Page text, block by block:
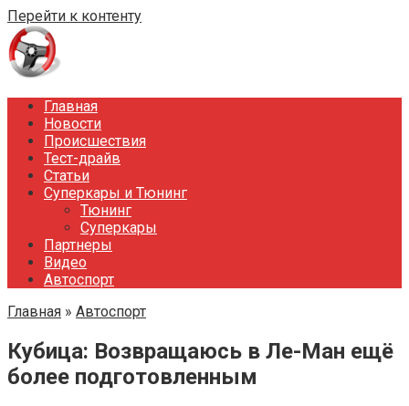
Перейти к контенту
Главная
Новости
Происшествия
Тест-драйв
Статьи
Суперкары и Тюнинг
Тюнинг
Суперкары
Партнеры
Видео
Автоспорт
Главная » Автоспорт
Кубица: Возвращаюсь в Ле-Ман ещё
более подготовленным